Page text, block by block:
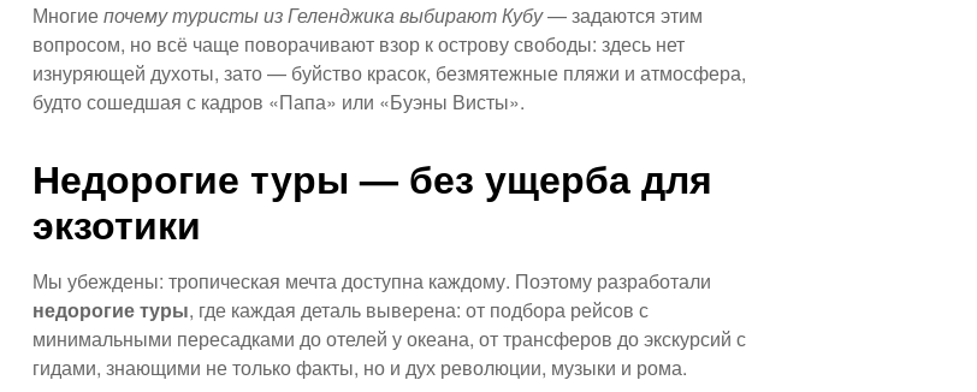
Многиепочему туристы из Геленджика выбирают Кубу— задаются этим
вопросом, но всё чаще поворачивают взор к острову свободы: здесь нет
изнуряющей духоты, зато — буйство красок, безмятежные пляжи и атмосфера,
будто сошедшая с кадров «Папа» или «Буэны Висты».
Недорогие туры — без ущерба для
экзотики
Мы убеждены: тропическая мечта доступна каждому. Поэтому разработали
недорогие туры, где каждая деталь выверена: от подбора рейсов с
минимальными пересадками до отелей у океана, от трансферов до экскурсий с
гидами, знающими не только факты, но и дух революции, музыки и рома.